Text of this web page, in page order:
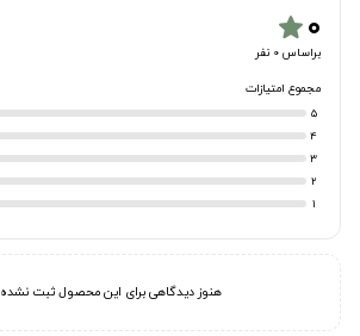
۰star
براساس 0 نفر
مجموع امتیازات
5
4
3
2
1
هنوز دیدگاهی برای این محصول ثبت